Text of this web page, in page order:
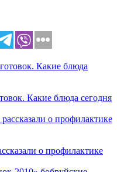
Какие блюда сегодня
о профилактике